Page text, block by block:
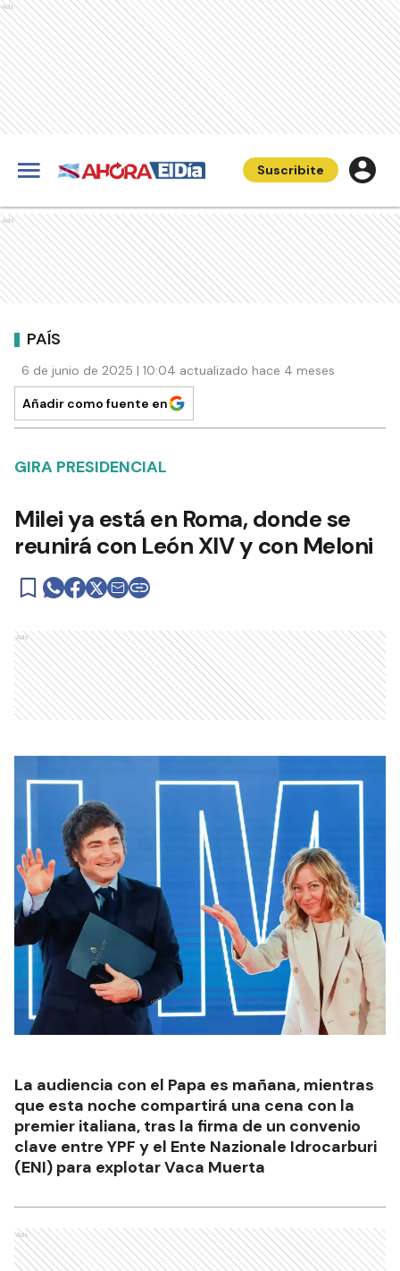
Ads
Suscribite
Ads
PAÍS
6 de junio de 2025 | 10:04 actualizado hace 4 meses
Añadir como fuente en
GIRA PRESIDENCIAL
Milei ya está en Roma, donde se
reunirá con León XIV y con Meloni
Ads
La audiencia con el Papa es mañana, mientras
que esta noche compartirá una cena con la
premier italiana, tras la firma de un convenio
clave entre YPF y el Ente Nazionale Idrocarburi
(ENI) para explotar Vaca Muerta
Ads